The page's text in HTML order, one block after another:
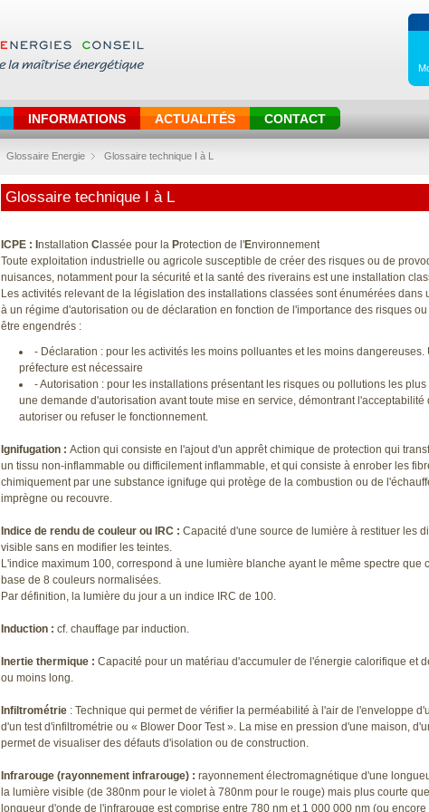
INFORMATIONS ACTUALITÉS CONTACT
Glossaire Energie Glossaire technique I à L
Glossaire technique I à L
ICPE : nstallation C lassée pour la Protection de l'Environnement
Toute exploitation industrielle ou agricole susceptible de créer des risques ou de
nuisances, notamment pour la sécurité et la santé des riverains est une installation
Les activités relevant de la législation des installations classées sont énumérées dans
à un régime d'autorisation ou de déclaration en fonction de l'importance des risques
être engendrés :
- Déclaration : pour les activités les moins polluantes et les moins
préfecture est nécessaire
- Autorisation : pour les installations présentant les risques ou pollutions les
une demande d'autorisation avant toute mise en service, démontrant l'acceptabilité
autoriser ou refuser le fonctionnement.
Ignifugation : Action qui consiste en l'ajout d'un apprêt chimique de protection qui
un tissu non-inflammable ou difficilement inflammable, et qui consiste à enrober les
chimiquement par une substance ignifuge qui protège de la combustion ou de
imprègne ou recouvre.
Indice de rendu de couleur ou IRC : Capacité d'une source de lumière à restituer les
visible sans en modifier les teintes.
L'indice maximum 100, correspond à une lumière blanche ayant le même spectre que
base de 8 couleurs normalisées.
Par définition, la lumière du jour a un indice IRC de 100.
Induction : cf. chauffage par induction.
Inertie thermique : Capacité pour un matériau d'accumuler de l'énergie calorifique et
ou moins long.
Infiltrométrie: Technique qui permet de vérifier la perméabilité à l'air de l'enveloppe
d'un test d'infiltrométrie ou « Blower Door Test ». La mise en pression d'une maison,
permet de visualiser des défauts d'isolation ou de construction.
Infrarouge (rayonnement infrarouge) : rayonnement électromagnétique d'une
la lumière visible (de 380nm pour le violet à 780nm pour le rouge) mais plus courte
longueur d'onde de l'infrarouge est comprise entre 780 nm et 1 000 000 nm (ou